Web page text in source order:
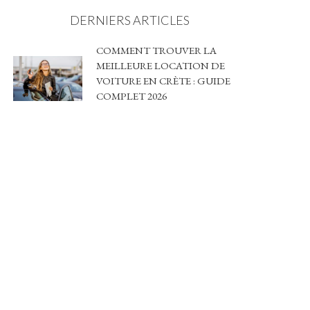
DERNIERS ARTICLES
COMMENT TROUVER LA
MEILLEURE LOCATION DE
VOITURE EN CRÈTE : GUIDE
COMPLET 2026